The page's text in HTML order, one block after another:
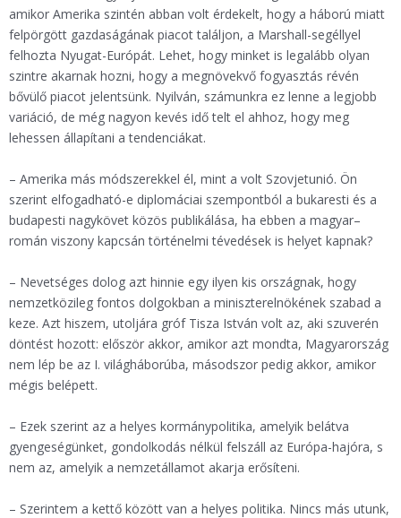
amikor Amerika szintén abban volt érdekelt, hogy a háború miatt
felpörgött gazdaságának piacot találjon, a Marshall-segéllyel
felhozta Nyugat-Európát. Lehet, hogy minket is legalább olyan
szintre akarnak hozni, hogy a megnövekvő fogyasztás révén
bővülő piacot jelentsünk. Nyilván, számunkra ez lenne a legjobb
variáció, de még nagyon kevés idő telt el ahhoz, hogy meg
lehessen állapítani a tendenciákat.
– Amerika más módszerekkel él, mint a volt Szovjetunió. Ön
szerint elfogadható-e diplomáciai szempontból a bukaresti és a
budapesti nagykövet közös publikálása, ha ebben a magyar–
román viszony kapcsán történelmi tévedések is helyet kapnak?
– Nevetséges dolog azt hinnie egy ilyen kis országnak, hogy
nemzetközileg fontos dolgokban a miniszterelnökének szabad a
keze. Azt hiszem, utoljára gróf Tisza István volt az, aki szuverén
döntést hozott: először akkor, amikor azt mondta, Magyarország
nem lép be az I. világháborúba, másodszor pedig akkor, amikor
mégis belépett.
– Ezek szerint az a helyes kormánypolitika, amelyik belátva
gyengeségünket, gondolkodás nélkül felszáll az Európa-hajóra, s
nem az, amelyik a nemzetállamot akarja erősíteni.
– Szerintem a kettő között van a helyes politika. Nincs más utunk,